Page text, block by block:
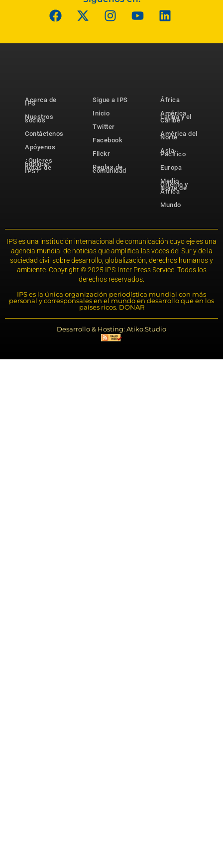
Acerca de
IPS
Nuestros
socios
Contáctenos
Apóyenos
¿Quieres
publicar
notas de
IPS?
Sigue a IPS
Inicio
Twitter
Facebook
Flickr
Reglas de
comunidad
África
América
Latina y el
Caribe
América del
Norte
Asia-
Pacífico
Europa
Medio
Oriente y
Norte de
África
Mundo
IPS es una institución internacional de comunicación cuyo eje es una
agencia mundial de noticias que amplifica las voces del Sur y de la
sociedad civil sobre desarrollo, globalización, derechos humanos y
ambiente. Copyright © 2025 IPS-Inter Press Service. Todos los
derechos reservados.
IPS es la única organización periodística mundial con más
personal y corresponsales en el mundo en desarrollo que en los
países ricos. DONAR
Desarrollo & Hosting: Atiko.Studio